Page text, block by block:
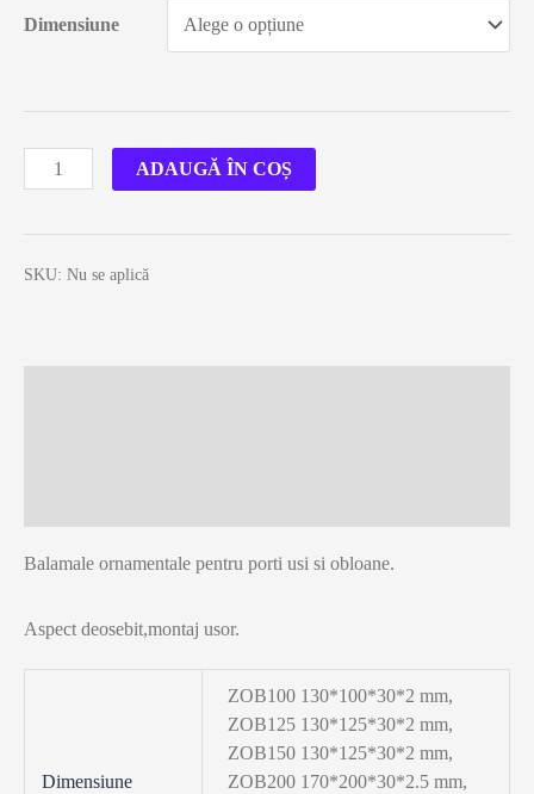
Dimensiune
Cantitate
ornamentale
negre
ADAUGĂ ÎN COȘ
SKU: Nu se aplică
Balamale ornamentale pentru porti usi si obloane.
Aspect deosebit,montaj usor.
Dimensiune
ZOB100 130*100*30*2 mm,
ZOB125 130*125*30*2 mm,
ZOB150 130*125*30*2 mm,
ZOB200 170*200*30*2.5 mm,